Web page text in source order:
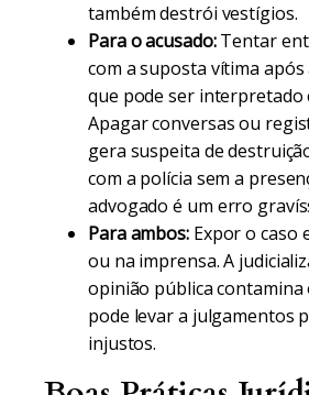
também destrói vestígios.
Para o acusado:Tentar
com a suposta vítima após
que pode ser interpretado
Apagar conversas ou
gera suspeita de
com a polícia sem a
advogado é um erro
Para ambos:Expor o caso
ou na imprensa. A
opinião pública contamina
pode levar a julgamentos
injustos.